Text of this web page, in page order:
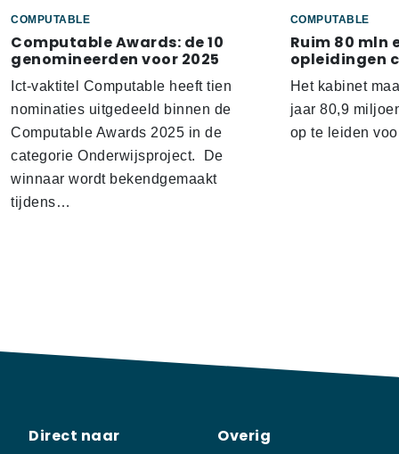
COMPUTABLE
Computable Awards: de 10
genomineerden voor 2025
Ict-vaktitel Computable heeft tien
nominaties uitgedeeld binnen de
Computable Awards 2025 in de
categorie Onderwijsproject. De
winnaar wordt bekendgemaakt
tijdens…
COMPUTABLE
Ruim 80 mln
opleidingen
Het kabinet
jaar 80,9
op te leiden
Direct naar Overig